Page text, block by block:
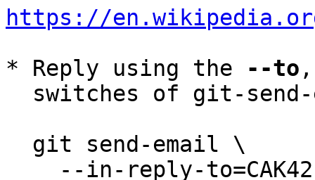
https://
* Reply using the
--to